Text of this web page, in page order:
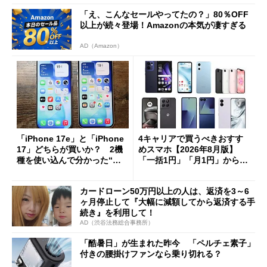
「え、こんなセールやってたの？」80％OFF
以上が続々登場！Amazonの本気が凄すぎる
AD（Amazon）
「iPhone 17e」と「iPhone
17」どちらが買いか？ 2機
種を使い込んで分かった“ス
4キャリアで買うべきおすす
めスマホ【2026年8月版】
「一括1円」「月1円」からお
カードローン50万円以上の人は、返済を3～6
ヶ月停止して『大幅に減額してから返済する手
続き』を利用して！
AD（渋谷法務総合事務所）
「酷暑日」が生まれた昨今 「ペルチェ素子」
付きの腰掛けファンなら乗り切れる？